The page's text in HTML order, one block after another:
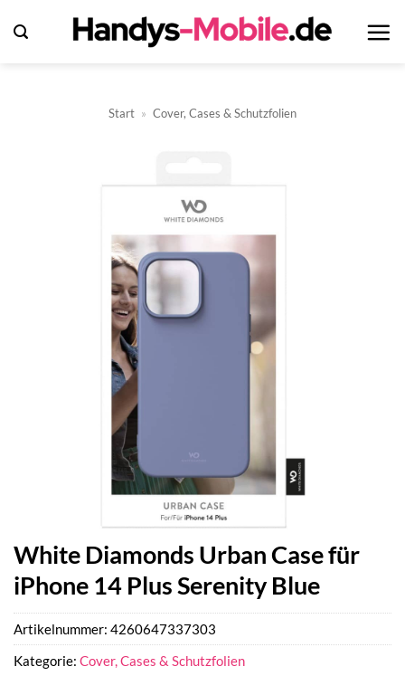
Inhalt
Start » Cover, Cases & Schutzfolien
White Diamonds Urban Case für
iPhone 14 Plus Serenity Blue
Artikelnummer: 4260647337303
Kategorie: Cover, Cases & Schutzfolien